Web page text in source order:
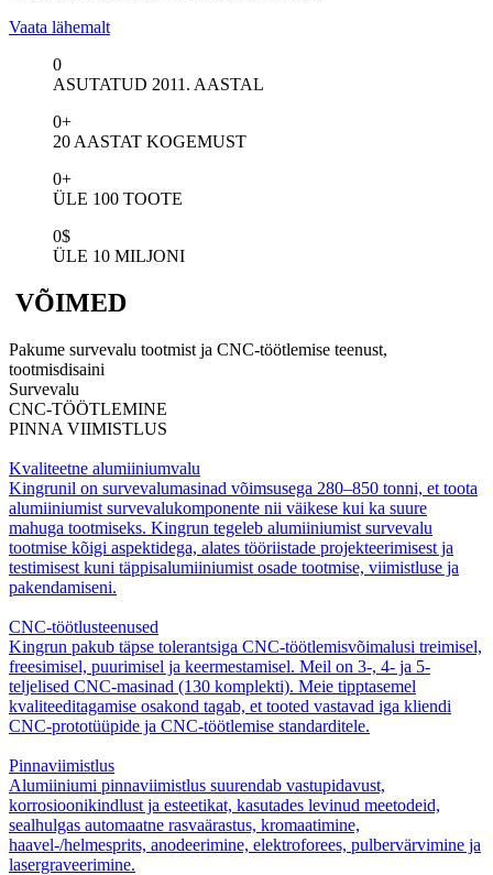
Vaata lähemalt
0
ASUTATUD 2011. AASTAL
0+
20 AASTAT KOGEMUST
0+
ÜLE 100 TOOTE
0$
ÜLE 10 MILJONI
VÕIMED
Pakume survevalu tootmist ja CNC-töötlemise teenust,
tootmisdisaini
Survevalu
CNC-TÖÖTLEMINE
PINNA VIIMISTLUS
Kvaliteetne alumiiniumvalu
Kingrunil on survevalumasinad võimsusega 280–850 tonni, et toota
alumiiniumist survevalukomponente nii väikese kui ka suure
mahuga tootmiseks. Kingrun tegeleb alumiiniumist survevalu
tootmise kõigi aspektidega, alates tööriistade projekteerimisest ja
testimisest kuni täppisalumiiniumist osade tootmise, viimistluse ja
pakendamiseni.
CNC-töötlusteenused
Kingrun pakub täpse tolerantsiga CNC-töötlemisvõimalusi treimisel,
freesimisel, puurimisel ja keermestamisel. Meil ​​on 3-, 4- ja 5-
teljelised CNC-masinad (130 komplekti). Meie tipptasemel
kvaliteeditagamise osakond tagab, et tooted vastavad iga kliendi
CNC-prototüüpide ja CNC-töötlemise standarditele.
Pinnaviimistlus
Alumiiniumi pinnaviimistlus suurendab vastupidavust,
korrosioonikindlust ja esteetikat, kasutades levinud meetodeid,
sealhulgas automaatne rasvaärastus, kromaatimine,
haavel-/helmesprits, anodeerimine, elektroforees, pulbervärvimine ja
lasergraveerimine.